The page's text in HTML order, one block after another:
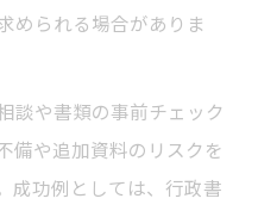
められる場合がありま
談や書類の事前チェック
備や追加資料のリスクを
成功例としては、行政書